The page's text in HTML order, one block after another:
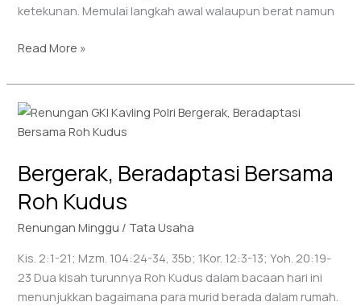
ketekunan. Memulai langkah awal walaupun berat namun
Read More »
Bergerak, Beradaptasi Bersama
Roh Kudus
Renungan Minggu / Tata Usaha
Kis. 2:1-21; Mzm. 104:24-34, 35b; 1Kor. 12:3-13; Yoh. 20:19-
23 Dua kisah turunnya Roh Kudus dalam bacaan hari ini
menunjukkan bagaimana para murid berada dalam rumah.
Bergerak,
Beradaptasi
Roh